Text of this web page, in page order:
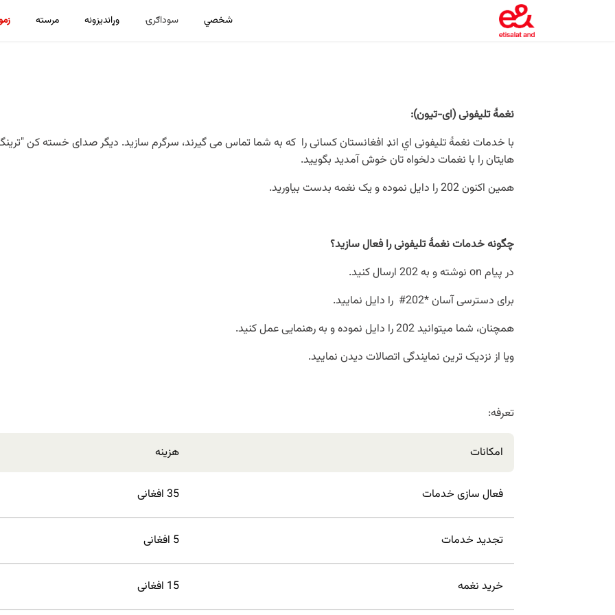
شخصي سوداګرۍ وړاندیزونه مرسته
نغمۀ تلیفونی (ای-تیون):
با خدمات نغمۀ تلیفونی اي ‌انډ افغانستانکسانی را که به شما تماس می گیرند، سرگرم سازید. دیگر صدای خسته کن "ترینگ،
هایتان را با نغمات دلخواه تان خوش آمدید بگویید.
همین اکنون 202 را دایل نموده و یک نغمه بدست بیاورید.
چگونه خدمات نغمۀ تلیفونی را فعال سازید؟
در پیام on نوشته و به 202 ارسال کنید.
برای دسترسی آسان *202# را دایل نمایید.
همچنان، شما میتوانید 202 را دایل نموده و به رهنمایی عمل کنید.
ویا از نزدیک ترین نمایندگی اتصالات دیدن نمایید.
تعرفه:
هزینه امکانات
35 افغانی فعال سازی خدمات
5 افغانی تجدید خدمات
15 افغانی خرید نغمه